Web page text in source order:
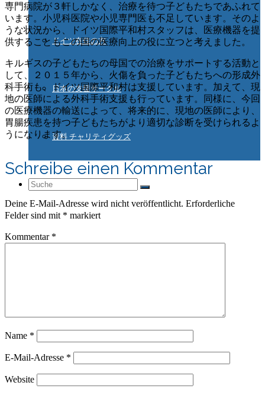
ドイツ在住の方
日本の支援サークル
資料 チャリティグッズ
Suche
専門病院が３軒しかなく、治療を待つ子どもたちであふれて
います。小児科医院や小児専門医も不足しています。そのよ
うな状況から、ドイツ国際平和村スタッフは、医療機器を提
供することもこの国の医療向上の役に立つと考えました。
キルギスの子どもたちの母国での治療をサポートする活動と
して、２０１５年から、火傷を負った子どもたちへの形成外
科手術も、ドイツ国際平和村は支援しています。加えて、現
地の医師による外科手術支援も行っています。同様に、今回
の医療機器の輸送によって、将来的に、現地の医師により、
胃腸疾患を持つ子どもたちがより適切な診断を受けられるよ
うになります。
Schreibe einen Kommentar
Deine E-Mail-Adresse wird nicht veröffentlicht. Erforderliche
Felder sind mit * markiert
Kommentar *
Name *
E-Mail-Adresse *
Website